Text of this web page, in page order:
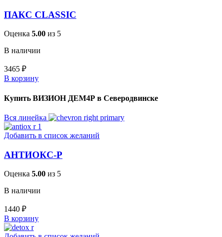
ПАКС CLASSIC
Оценка 5.00 из 5
В наличии
3465 ₽
В корзину
Купить ВИЗИОН ДЕМ4Р в Северодвинске
Вся линейка
Добавить в список желаний
АНТИОКС-Р
Оценка 5.00 из 5
В наличии
1440 ₽
В корзину